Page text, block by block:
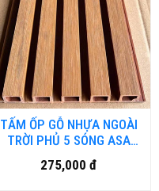
TẤM ỐP GỖ NHỰA NGOÀI
TRỜI PHỦ 5 SÓNG ASA
SW-W175H20.DN
275,000 đ